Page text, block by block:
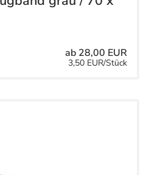
ab 28,00 EUR
3,50 EUR/Stück